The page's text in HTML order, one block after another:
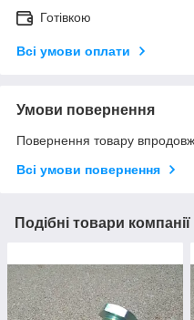
Готівкою
Всі умови оплати
Умови повернення
Повернення товару
Всі умови повернення
Подібні товари компанії